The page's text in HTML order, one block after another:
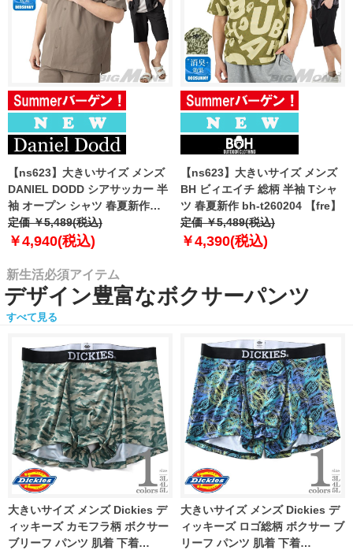
【ns623】大きいサイズ メンズ
DANIEL DODD シアサッカー 半
袖 オープン シャツ 春夏新作
azsh-260213 【fre】
定価 ￥5,489(税込)
￥4,940(税込)
【ns623】大きいサイズ メンズ
BH ビィエイチ 総柄 半袖 Tシャ
ツ 春夏新作 bh-t260204 【fre】
定価 ￥5,489(税込)
￥4,390(税込)
新生活必須アイテム
デザイン豊富なボクサーパンツ
すべて見る
大きいサイズ メンズ Dickies デ
ィッキーズ カモフラ柄 ボクサー
ブリーフ パンツ 肌着 下着
大きいサイズ メンズ Dickies デ
ィッキーズ ロゴ総柄 ボクサー ブ
リーフ パンツ 肌着 下着